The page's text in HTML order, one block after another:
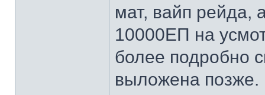
мат, вайп рейда,
10000ЕП на
более подробно
выложена позже.